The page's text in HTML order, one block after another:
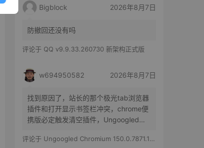
Bigblock 2026年8月7日
防撤回还没有吗
评论于 QQ v9.9.33.260730 新架构正式版
w694950582 2026年8月7日
找到原因了，站长的那个极光tab浏览器
插件和打开显示书签栏冲突，chrome便
携版必定触发清空插件，Ungoogled
所有插件，有时候只是极光tab插件消失
评论于 Ungoogled Chromium 150.0.7871.186-1.1 果核优化便携版